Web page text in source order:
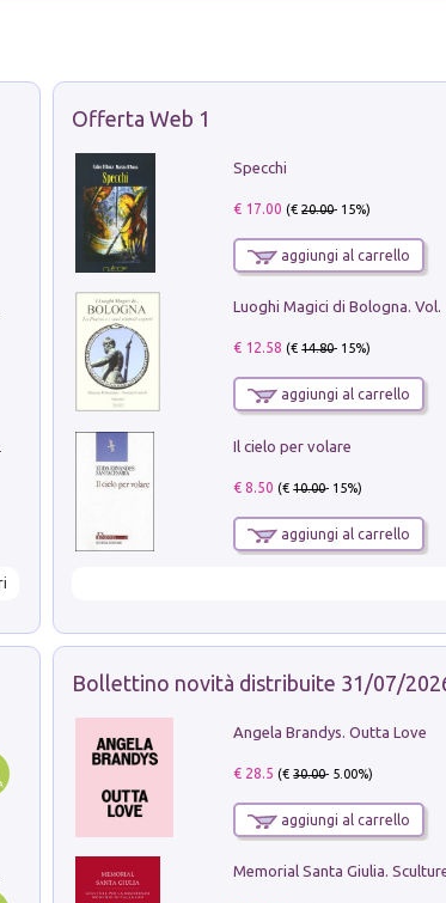
Offerta Web 1
Specchi
€ 17.00 (€20.00- 15%)
aggiungi al carrello
€ 12.58 (€14.80- 15%)
aggiungi al carrello
Il cielo per volare
€ 8.50 (€10.00- 15%)
aggiungi al carrello
Bollettino novità distribuite 31/07/
Angela Brandys. Outta Love
€ 28.5 (€30.00- 5.00%)
aggiungi al carrello